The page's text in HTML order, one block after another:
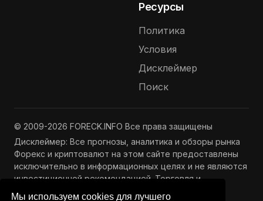
Мы используем cookies для лучшего
Ресурсы
Политика
Условия
Дисклеймер
Поиск
© 2009-2026 FORECK.INFO Все права защищены
Дисклеймер: Все прогнозы, аналитика и обзоры рынка
Форекс и криптовалют на этом сайте предоставлены
исключительно в информационных целях и не являются
инвестиционной рекомендацией. Торговля и
инвестиции связаны с риском потери капитала.